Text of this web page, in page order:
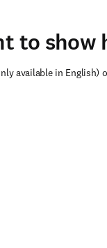
to show
available in English)